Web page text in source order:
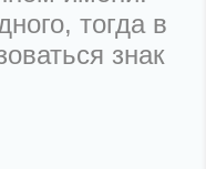
тогда в
знак